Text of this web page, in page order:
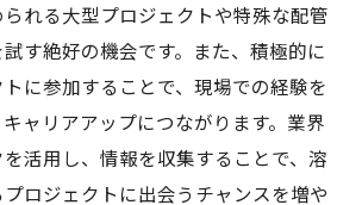
れる大型プロジェクトや特殊な配管
す絶好の機会です。また、積極的に
に参加することで、現場での経験を
ャリアアップにつながります。業界
活用し、情報を収集することで、溶
ロジェクトに出会うチャンスを増や